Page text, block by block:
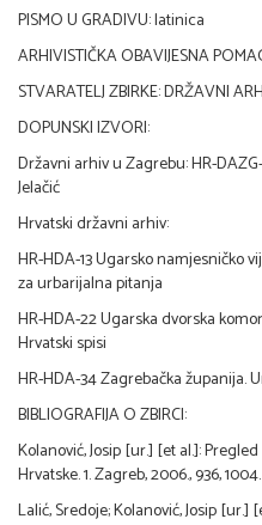
PISMO U GRADIVU: latinica
ARHIVISTIČKA OBAVIJESNA
STVARATELJ ZBIRKE: DRŽAVNI
DOPUNSKI IZVORI:
Državni arhiv u Zagrebu: HR-
Jelačić
Hrvatski državni arhiv:
HR-HDA-13 Ugarsko namjesničko
za urbarijalna pitanja
HR-HDA-22 Ugarska dvorska
Hrvatski spisi
HR-HDA-34 Zagrebačka županija.
BIBLIOGRAFIJA O ZBIRCI:
Kolanović, Josip [ur.] [et al.]:
Hrvatske. 1. Zagreb, 2006., 936, 1004.
Lalić, Sredoje; Kolanović, Josip [ur.]